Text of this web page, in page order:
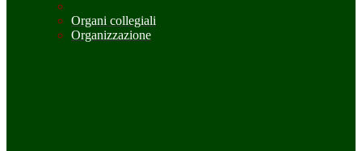
Organi collegiali
Organizzazione